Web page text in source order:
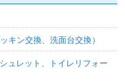
ン交換、洗面台交換）
ュレット、トイレリフォー